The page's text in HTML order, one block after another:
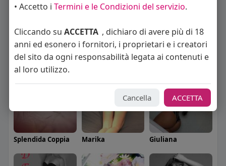
Angelica Cattaneo callmevittoria Elisa Esposito
Splendida Coppia Marika Giuliana
• Accetto i Termini e le Condizioni del servizio.
Cliccando su ACCETTA , dichiaro di avere più di 18
anni ed esonero i fornitori, i proprietari e i creatori
del sito da ogni responsabilità legata ai contenuti e
al loro utilizzo.
Cancella ACCETTA